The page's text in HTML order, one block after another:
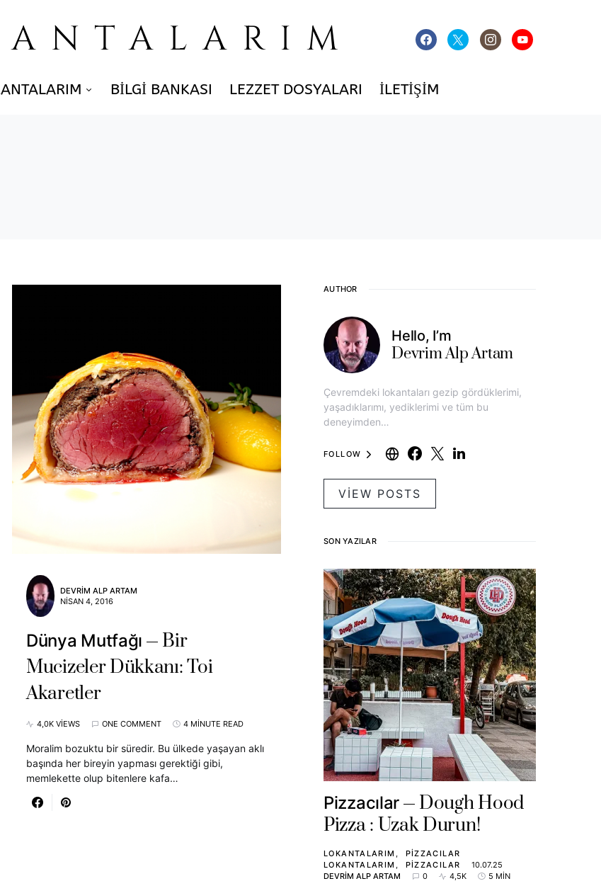
BILGI BANKASI LEZZET DOSYALARI İLETIŞIM
DEVRIM ALP ARTAM
NISAN 4, 2016
Dünya Mutfağı
Bir
Mucizeler Dükkanı: Toi
Akaretler
4,0K VIEWS ONE COMMENT 4 MINUTE READ
Moralim bozuktu bir süredir. Bu ülkede yaşayan aklı
başında her bireyin yapması gerektiği gibi,
memlekette olup bitenlere kafa…
AUTHOR
Hello, I’m
Devrim Alp Artam
Çevremdeki lokantaları gezip gördüklerimi,
yaşadıklarımı, yediklerimi ve tüm bu
deneyimden…
FOLLOW
VIEW POSTS
SON YAZILAR
Pizzacılar
Dough Hood
Pizza : Uzak Durun!
LOKANTALARIM
PIZZACILAR
LOKANTALARIM
PIZZACILAR
10.07.25
DEVRIM ALP ARTAM
0 4,5K 5 MIN